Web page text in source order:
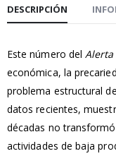
DESCRIPCIÓN
Este número del Alerta
económica, la
problema estructural
datos recientes,
décadas no
actividades de baja